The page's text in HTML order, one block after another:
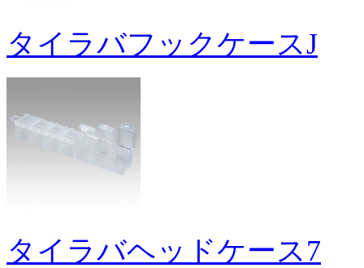
タイラバフックケースJ
タイラバヘッドケース7